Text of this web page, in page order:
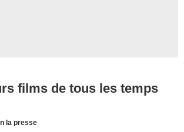
films de tous les temps
la presse